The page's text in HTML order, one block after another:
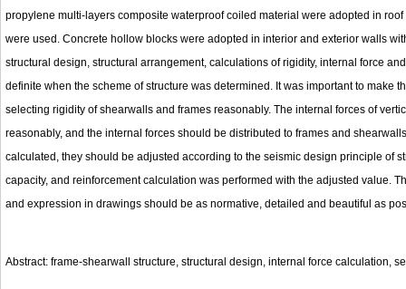
propylene multi-layers composite waterproof coiled material were adopted in
were used. Concrete hollow blocks were adopted in interior and exterior walls
structural design, structural arrangement, calculations of rigidity, internal force
definite when the scheme of structure was determined. It was important to
selecting rigidity of shearwalls and frames reasonably. The internal forces of
reasonably, and the internal forces should be distributed to frames and
calculated, they should be adjusted according to the seismic design principle of
capacity, and reinforcement calculation was performed with the adjusted value.
and expression in drawings should be as normative, detailed and beautiful as
Abstract: frame-shearwall structure, structural design, internal force calculation,